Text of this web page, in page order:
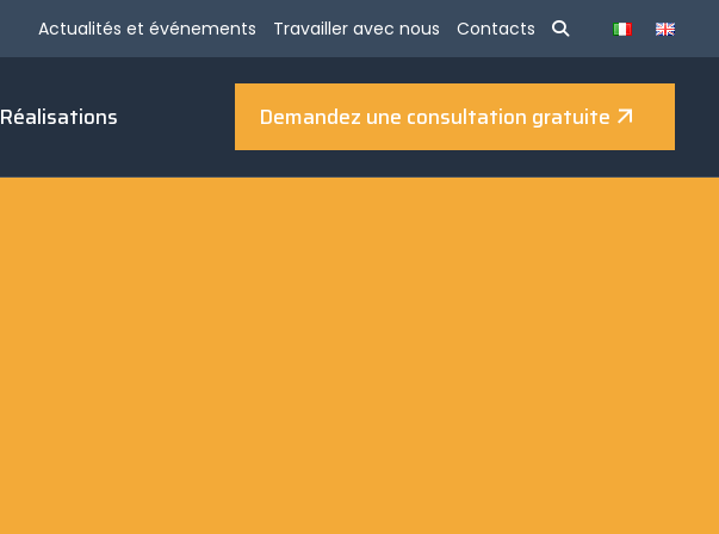
Actualités et événements Travailler avec nous Contacts
Réalisations Demandez une consultation gratuite